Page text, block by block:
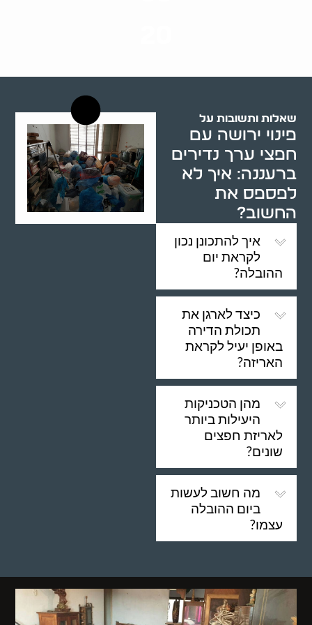
שאלות ותשובות על
פינוי ירושה עם
חפצי ערך נדירים
ברעננה: איך לא
לפספס את
החשוב?
איך להתכונן נכון
לקראת יום
ההובלה?
כיצד לארגן את
תכולת הדירה
באופן יעיל לקראת
האריזה?
מהן הטכניקות
היעילות ביותר
לאריזת חפצים
שונים?
מה חשוב לעשות
ביום ההובלה
עצמו?